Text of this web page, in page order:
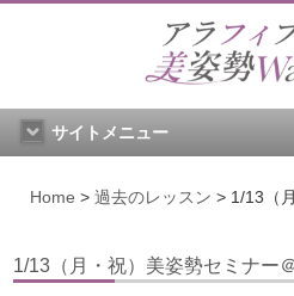
サイトメニュー
Home > 過去のレッスン > 1/13（
1/13（月・祝）美姿勢セミナー